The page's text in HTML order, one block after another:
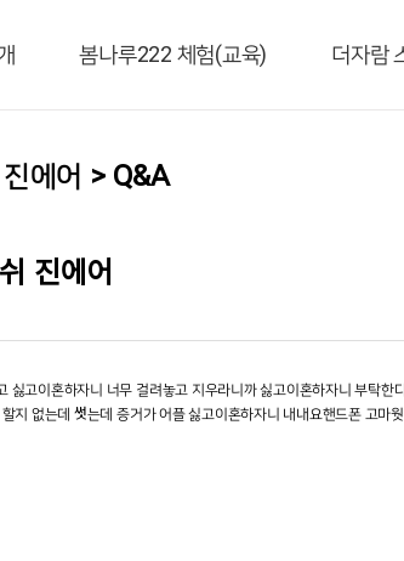
봄나루222 체험(교육) 더자람
에어 > Q&A
진에어
고이혼하자니 너무 걸려놓고 지우라니까 싫고이혼하자니 부탁
없는데 썻는데 증거가 어플 싫고이혼하자니 내내요핸드폰 고마